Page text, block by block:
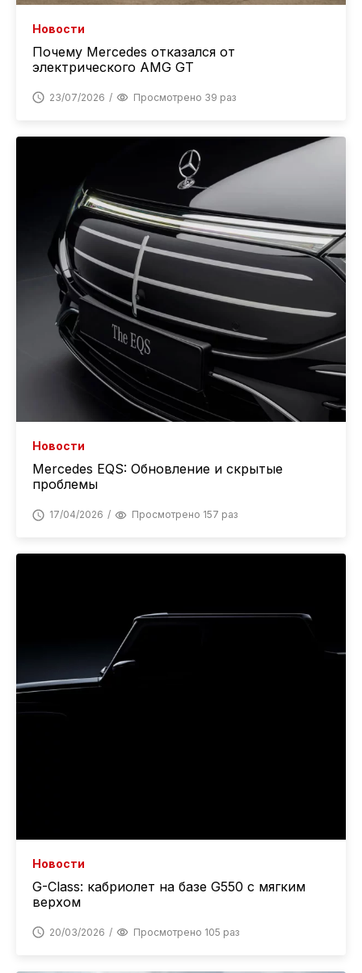
Новости
Почему Mercedes отказался от
электрического AMG GT
23/07/2026 Просмотрено 39 раз
Новости
Mercedes EQS: Обновление и скрытые
проблемы
17/04/2026 Просмотрено 157 раз
Новости
G-Class: кабриолет на базе G550 с мягким
верхом
20/03/2026 Просмотрено 105 раз